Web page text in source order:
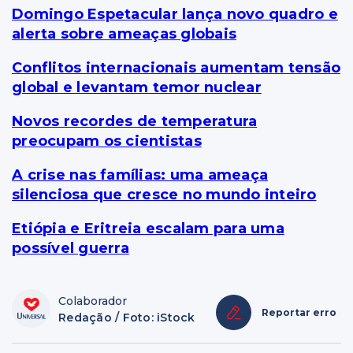
Domingo Espetacular lança novo quadro e
alerta sobre ameaças globais
Conflitos internacionais aumentam tensão
global e levantam temor nuclear
Novos recordes de temperatura
preocupam os cientistas
A crise nas famílias: uma ameaça
silenciosa que cresce no mundo inteiro
Etiópia e Eritreia escalam para uma
possível guerra
Colaborador
Redação / Foto: iStock
Reportar erro